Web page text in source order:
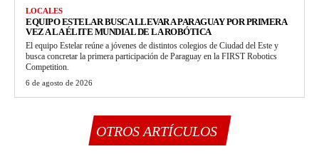
LOCALES
EQUIPO ESTELAR BUSCA LLEVAR A PARAGUAY POR PRIMERA
VEZ A LA ÉLITE MUNDIAL DE LA ROBÓTICA
El equipo Estelar reúne a jóvenes de distintos colegios de Ciudad del Este y
busca concretar la primera participación de Paraguay en la FIRST Robotics
Competition.
6 de agosto de 2026
OTROS ARTÍCULOS